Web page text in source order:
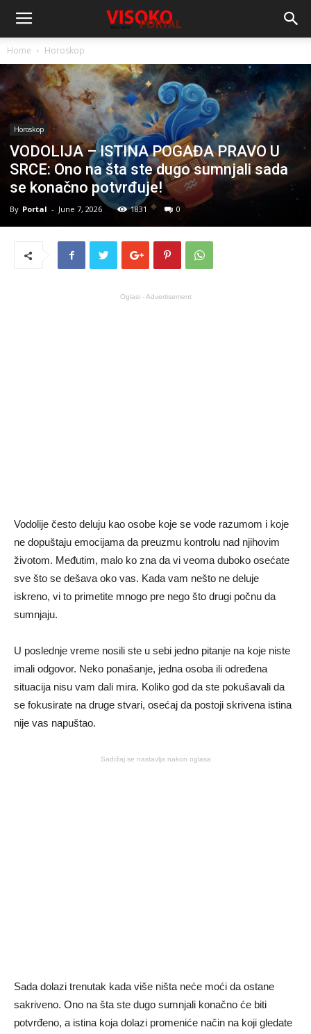
Home Horoskop
Horoskop
VODOLIJA – ISTINA POGAĐA PRAVO U
SRCE: Ono na šta ste dugo sumnjali sada
se konačno potvrđuje!
By Portal - June 7, 2026 1831 0
Oglasi - Advertisement
Vodolije često deluju kao osobe koje se vode razumom i koje
ne dopuštaju emocijama da preuzmu kontrolu nad njihovim
životom. Međutim, malo ko zna da vi veoma duboko osećate
sve što se dešava oko vas. Kada vam nešto ne deluje
iskreno, vi to primetite mnogo pre nego što drugi počnu da
sumnjaju.
U poslednje vreme nosili ste u sebi jedno pitanje na koje niste
imali odgovor. Neko ponašanje, jedna osoba ili određena
situacija nisu vam dali mira. Koliko god da ste pokušavali da
se fokusirate na druge stvari, osećaj da postoji skrivena istina
nije vas napuštao.
Sadržaj se nastavlja nakon oglasa
Sada dolazi trenutak kada više ništa neće moći da ostane
sakriveno. Ono na šta ste dugo sumnjali konačno će biti
potvrđeno, a istina koja dolazi promeniće način na koji gledate